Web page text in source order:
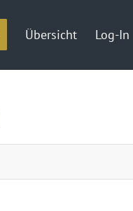
Übersicht Log-In